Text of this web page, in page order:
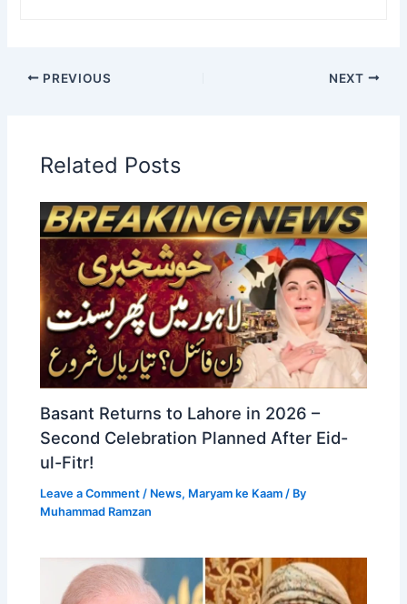
PREVIOUS NEXT
Related Posts
Basant Returns to Lahore in 2026 –
Second Celebration Planned After Eid-
ul-Fitr!
Leave a Comment / News, Maryam ke Kaam / By
Muhammad Ramzan